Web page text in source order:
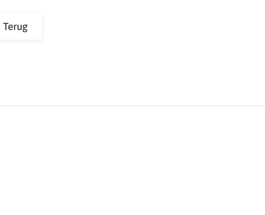
Terug